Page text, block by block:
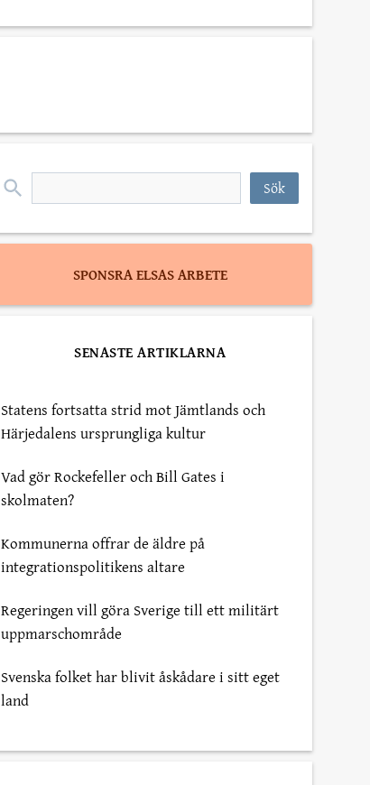
Sök
SPONSRA ELSAS ARBETE
SENASTE ARTIKLARNA
Statens fortsatta strid mot Jämtlands och
Härjedalens ursprungliga kultur
Vad gör Rockefeller och Bill Gates i
skolmaten?
Kommunerna offrar de äldre på
integrationspolitikens altare
Regeringen vill göra Sverige till ett militärt
uppmarschområde
Svenska folket har blivit åskådare i sitt eget
land